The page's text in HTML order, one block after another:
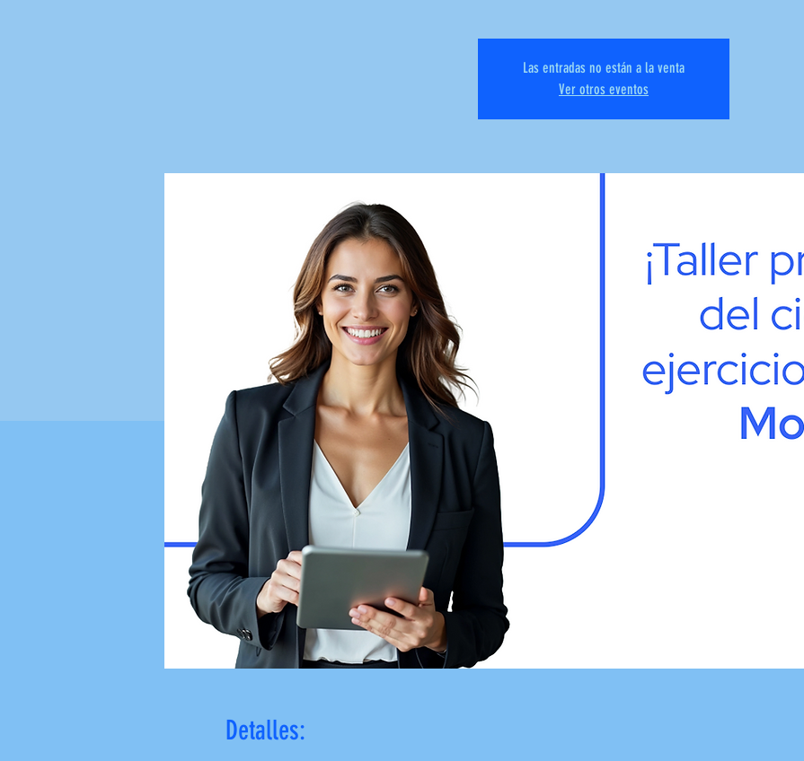
Las entradas no están a la venta
Ver otros eventos
Detalles: